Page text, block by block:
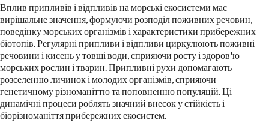
Вплив припливів і відпливів на морські екосистеми має
вирішальне значення, формуючи розподіл поживних речовин,
поведінку морських організмів і характеристики прибережних
біотопів. Регулярні припливи і відпливи циркулюють поживні
речовини і кисень у товщі води, сприяючи росту і здоров'ю
морських рослин і тварин. Припливні рухи допомагають
розселенню личинок і молодих організмів, сприяючи
генетичному різноманіттю та поповненню популяцій. Ці
динамічні процеси роблять значний внесок у стійкість і
біорізноманіття прибережних екосистем.